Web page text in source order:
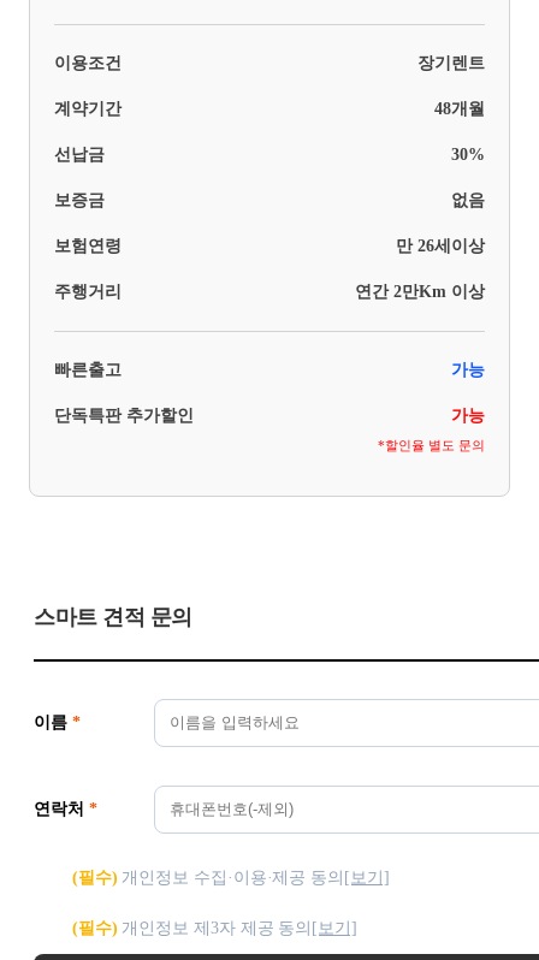
이용조건 장기렌트
계약기간 48개월
선납금 30%
보증금 없음
보험연령 만 26세이상
주행거리 연간 2만Km 이상
빠른출고 가능
단독특판 추가할인 가능
*할인율 별도 문의
스마트 견적 문의
이름 *
연락처 *
(필수) 개인정보 수집·이용·제공 동의 [보기]
(필수) 개인정보 제3자 제공 동의 [보기]